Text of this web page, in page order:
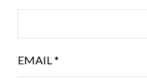
EMAIL*